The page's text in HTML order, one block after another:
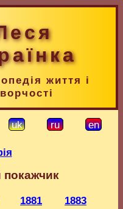
життя і
uk ru en
покажчик
1881
1883